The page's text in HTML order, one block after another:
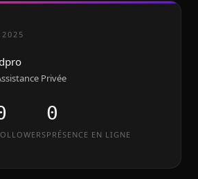
Privée
0
PRÉSENCE EN LIGNE